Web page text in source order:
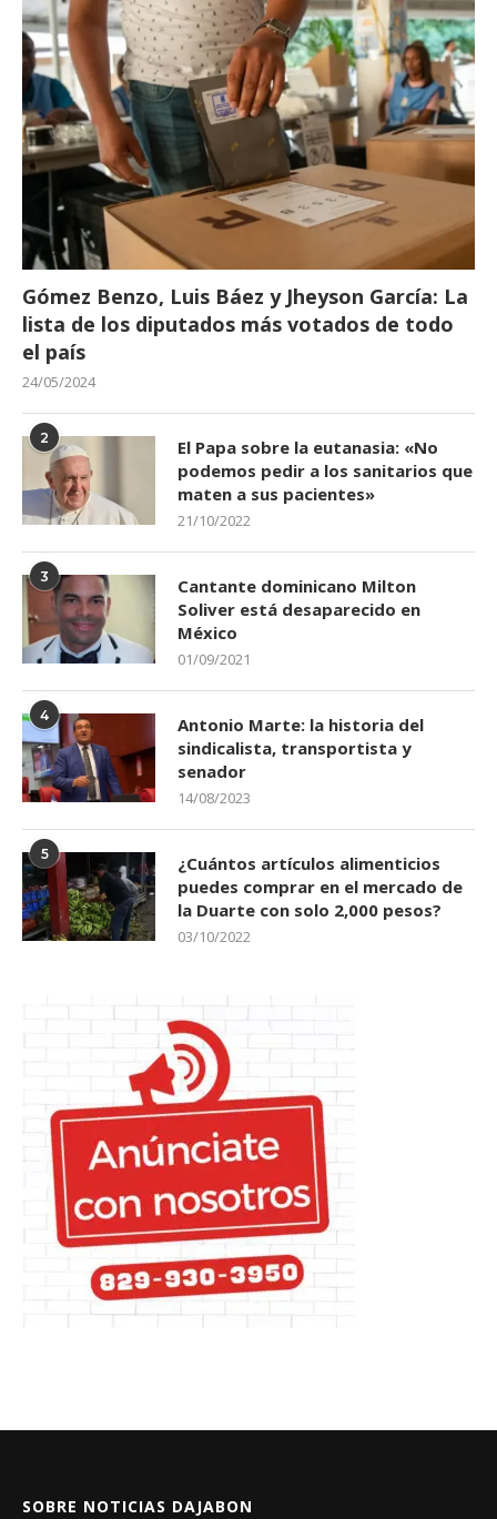
Gómez Benzo, Luis Báez y Jheyson García: La
lista de los diputados más votados de todo
el país
24/05/2024
2
El Papa sobre la eutanasia: «No
podemos pedir a los sanitarios que
maten a sus pacientes»
21/10/2022
3
Cantante dominicano Milton
Soliver está desaparecido en
México
01/09/2021
4
Antonio Marte: la historia del
sindicalista, transportista y
senador
14/08/2023
5
¿Cuántos artículos alimenticios
puedes comprar en el mercado de
la Duarte con solo 2,000 pesos?
03/10/2022
SOBRE NOTICIAS DAJABON